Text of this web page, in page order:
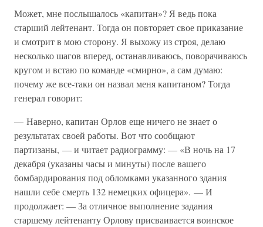
Может, мне послышалось «капитан»? Я ведь пока
старший лейтенант. Тогда он повторяет свое приказание
и смотрит в мою сторону. Я выхожу из строя, делаю
несколько шагов вперед, останавливаюсь, поворачиваюсь
кругом и встаю по команде «смирно», а сам думаю:
почему же все-таки он назвал меня капитаном? Тогда
генерал говорит:
— Наверно, капитан Орлов еще ничего не знает о
результатах своей работы. Вот что сообщают
партизаны, — и читает радиограмму: — «В ночь на 17
декабря (указаны часы и минуты) после вашего
бомбардирования под обломками указанного здания
нашли себе смерть 132 немецких офицера». — И
продолжает: — За отличное выполнение задания
старшему лейтенанту Орлову присваивается воинское